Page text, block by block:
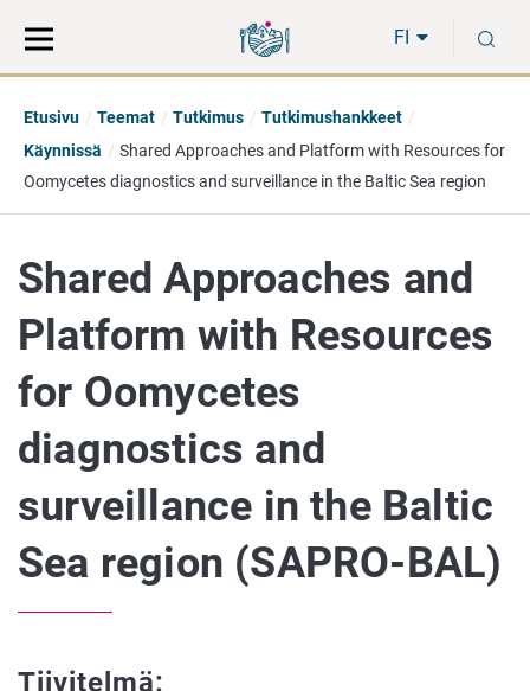
suoraan
sisältöön
koko
sivuston
FI
Etusivu Teemat Tutkimus
Tutkimushankkeet
Käynnissä
Shared Approaches and Platform with Resources for
Oomycetes diagnostics and surveillance in the Baltic Sea region
Shared Approaches and
Platform with Resources
for Oomycetes
diagnostics and
surveillance in the Baltic
Sea region (SAPRO-BAL)
Tiivitelmä: